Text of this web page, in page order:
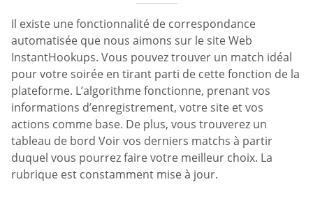
Il existe une fonctionnalité de correspondance
automatisée que nous aimons sur le site Web
InstantHookups. Vous pouvez trouver un match idéal
pour votre soirée en tirant parti de cette fonction de la
plateforme. L’algorithme fonctionne, prenant vos
informations d’enregistrement, votre site et vos
actions comme base. De plus, vous trouverez un
tableau de bord Voir vos derniers matchs à partir
duquel vous pourrez faire votre meilleur choix. La
rubrique est constamment mise à jour.